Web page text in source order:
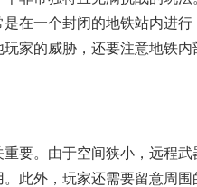
在一个封闭的地铁站内进
家的威胁，还要注意地铁
要。由于空间狭小，远程
此外，玩家还需要留意周